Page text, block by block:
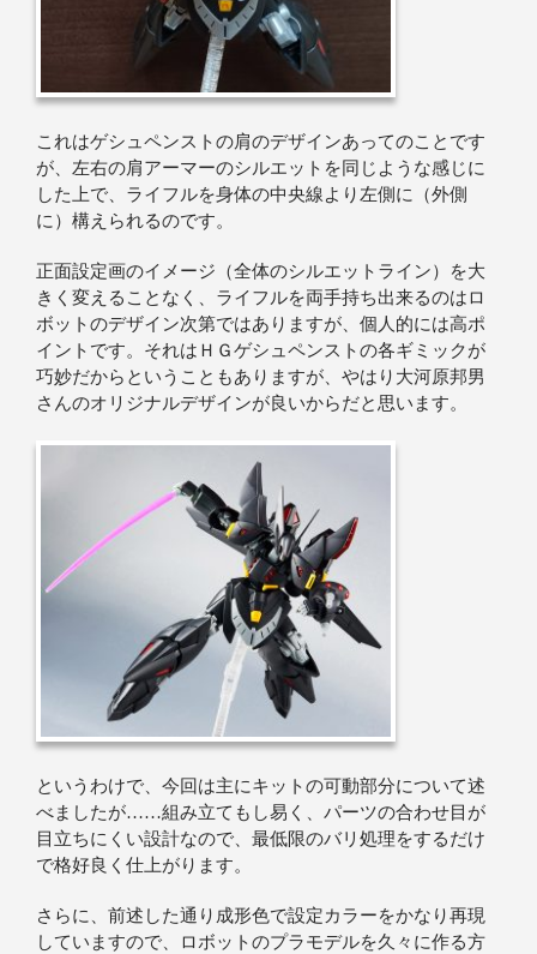
これはゲシュペンストの肩のデザインあってのことです
が、左右の肩アーマーのシルエットを同じような感じに
した上で、ライフルを身体の中央線より左側に（外側
に）構えられるのです。
正面設定画のイメージ（全体のシルエットライン）を大
きく変えることなく、ライフルを両手持ち出来るのはロ
ボットのデザイン次第ではありますが、個人的には高ポ
イントです。それはＨＧゲシュペンストの各ギミックが
巧妙だからということもありますが、やはり大河原邦男
さんのオリジナルデザインが良いからだと思います。
というわけで、今回は主にキットの可動部分について述
べましたが……組み立てもし易く、パーツの合わせ目が
目立ちにくい設計なので、最低限のバリ処理をするだけ
で格好良く仕上がります。
さらに、前述した通り成形色で設定カラーをかなり再現
していますので、ロボットのプラモデルを久々に作る方